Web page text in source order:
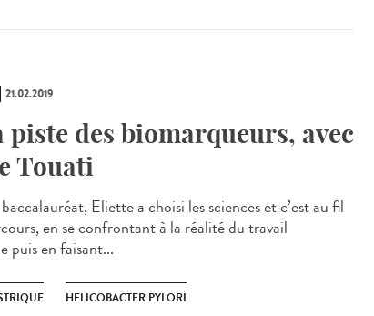
21.02.2019
piste des biomarqueurs, avec
Touati
Eliette a choisi les sciences et c’est au fil
en se confrontant à la réalité du travail
puis en faisant...
HELICOBACTER PYLORI